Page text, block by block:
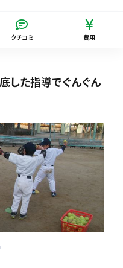
クチコミ 費用
した指導でぐんぐん